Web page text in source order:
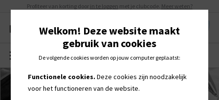
Profiteer van korting door in te loggen met je clubcode. Meer weten?
MENU 0
Welkom! Deze website maakt
gebruik van cookies
De volgende cookies worden op jouw computer geplaatst:
Functionele cookies. Deze cookies zijn noodzakelijk
voor het functioneren van de website.